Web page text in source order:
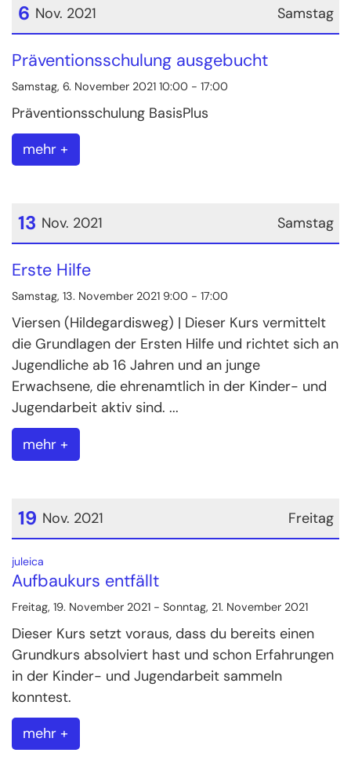
Samstag
6 Nov. 2021
Datum: 6. November 2021
Präventionsschulung ausgebucht
Samstag, 6. November 2021 10:00 - 17:00
Präventionsschulung BasisPlus
mehr +
Samstag
13 Nov. 2021
Datum: 13. November 2021
Erste Hilfe
Samstag, 13. November 2021 9:00 - 17:00
Viersen (Hildegardisweg) | Dieser Kurs vermittelt
die Grundlagen der Ersten Hilfe und richtet sich an
Jugendliche ab 16 Jahren und an junge
Erwachsene, die ehrenamtlich in der Kinder- und
Jugendarbeit aktiv sind. ...
mehr +
Freitag
19 Nov. 2021
Datum: 19. November 2021
juleica
Aufbaukurs entfällt
Freitag, 19. November 2021 - Sonntag, 21. November 2021
Dieser Kurs setzt voraus, dass du bereits einen
Grundkurs absolviert hast und schon Erfahrungen
in der Kinder- und Jugendarbeit sammeln
konntest.
mehr +